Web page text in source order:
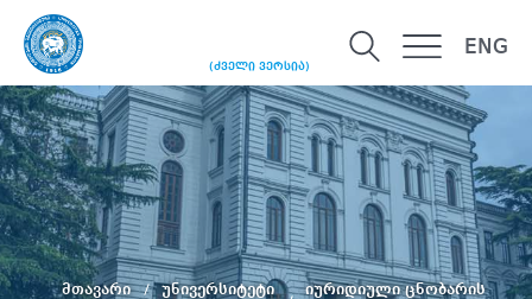
(ძველი ვერსია)
ENG
მთავარი უნივერსიტეტი
იურიდიული ცნობარის